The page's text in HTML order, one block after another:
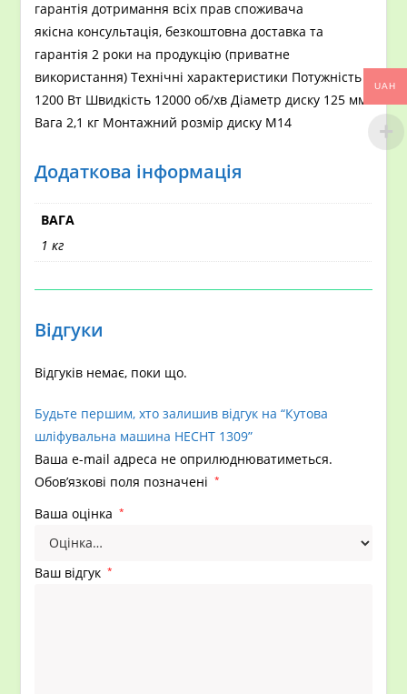
гарантія дотримання всіх прав споживача
якісна консультація, безкоштовна доставка та
гарантія 2 роки на продукцію (приватне
використання) Технічні характеристики Потужність
1200 Вт Швидкість 12000 об/хв Діаметр диску 125 мм
Вага 2,1 кг Монтажний розмір диску М14
Додаткова інформація
ВАГА
1 кг
Відгуки
Відгуків немає, поки що.
Будьте першим, хто залишив відгук на “Кутова
шліфувальна машина HECHT 1309”
Ваша e-mail адреса не оприлюднюватиметься.
Обов’язкові поля позначені
*
Ваша оцінка *
Ваш відгук *
UAH